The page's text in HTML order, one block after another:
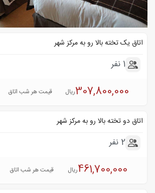
اتاق یک تخته بالا رو به مرکز شهر
1 نفر
307,800,000ریال قیمت هر شب اتاق
اتاق دو تخته بالا رو به مرکز شهر
2 نفر
461,700,000ریال قیمت هر شب اتاق